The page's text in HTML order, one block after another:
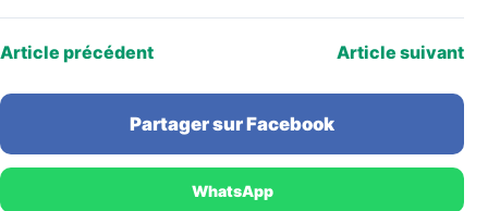
Article précédent Article suivant
Partager sur Facebook
WhatsApp